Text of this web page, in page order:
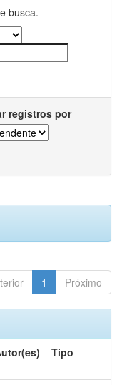
busca.
registros por
1 Próximo
Tipo